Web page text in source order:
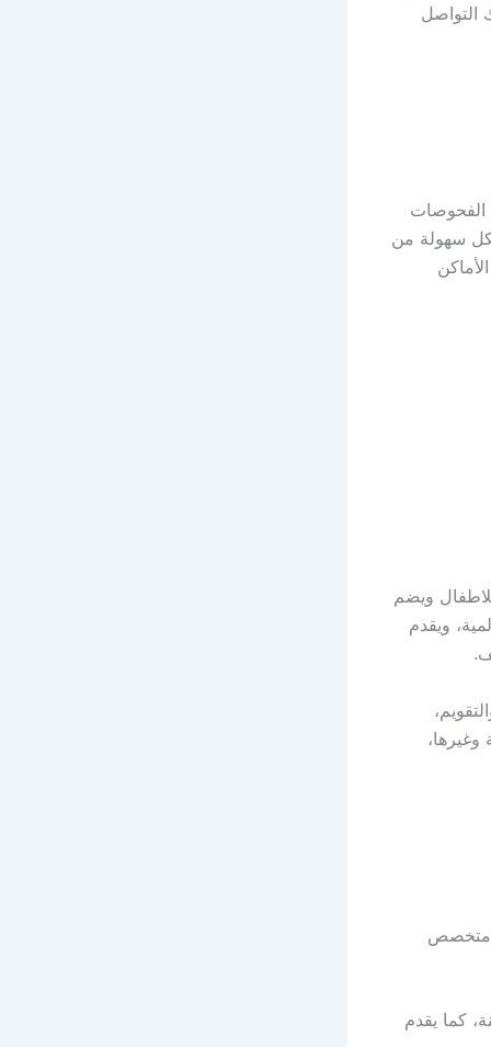
التواصل
الفحوصات
بكل سهولة من
في الأماكن
ويضم
ويقدم
وغيرها،
متخصص
كما يقدم